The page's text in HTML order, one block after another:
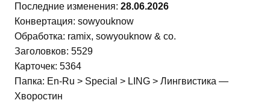
Последние изменения: 28.06.2026
Конвертация: sowyouknow
Обработка: ramix, sowyouknow & co.
Заголовков: 5529
Карточек: 5364
Папка: En-Ru > Special > LING > Лингвистика —
Хворостин